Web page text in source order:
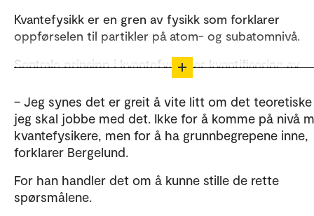
Kvantefysikk er en gren av fysikk som forklarer
oppførselen til partikler på atom- og subatomnivå.
Sentrale prinsipp i kvantefysikk er kvantifisering av
energinivå, usikkerhetsprinsippet og fenomenet
kvantetilstander.
– Jeg synes det er greit å vite litt om det
jeg skal jobbe med det. Ikke for å komme på nivå
kvantefysikere, men for å ha grunnbegrepene inne,
forklarer Bergelund.
For han handler det om å kunne stille de rette
spørsmålene.